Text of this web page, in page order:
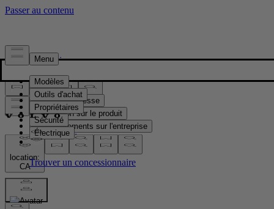
Presse & Médias
Matériel de presse
Information sur le produit
Renseignements sur l'entreprise
Contacts médias
location:
CA
Images